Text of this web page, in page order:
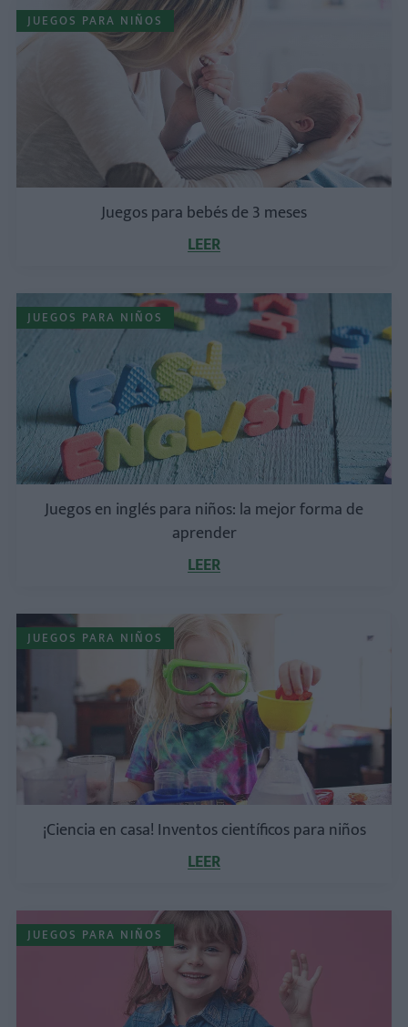
JUEGOS PARA NIÑOS
Juegos para bebés de 3 meses
LEER
JUEGOS PARA NIÑOS
Juegos en inglés para niños: la mejor forma de
aprender
LEER
JUEGOS PARA NIÑOS
¡Ciencia en casa! Inventos científicos para niños
LEER
JUEGOS PARA NIÑOS